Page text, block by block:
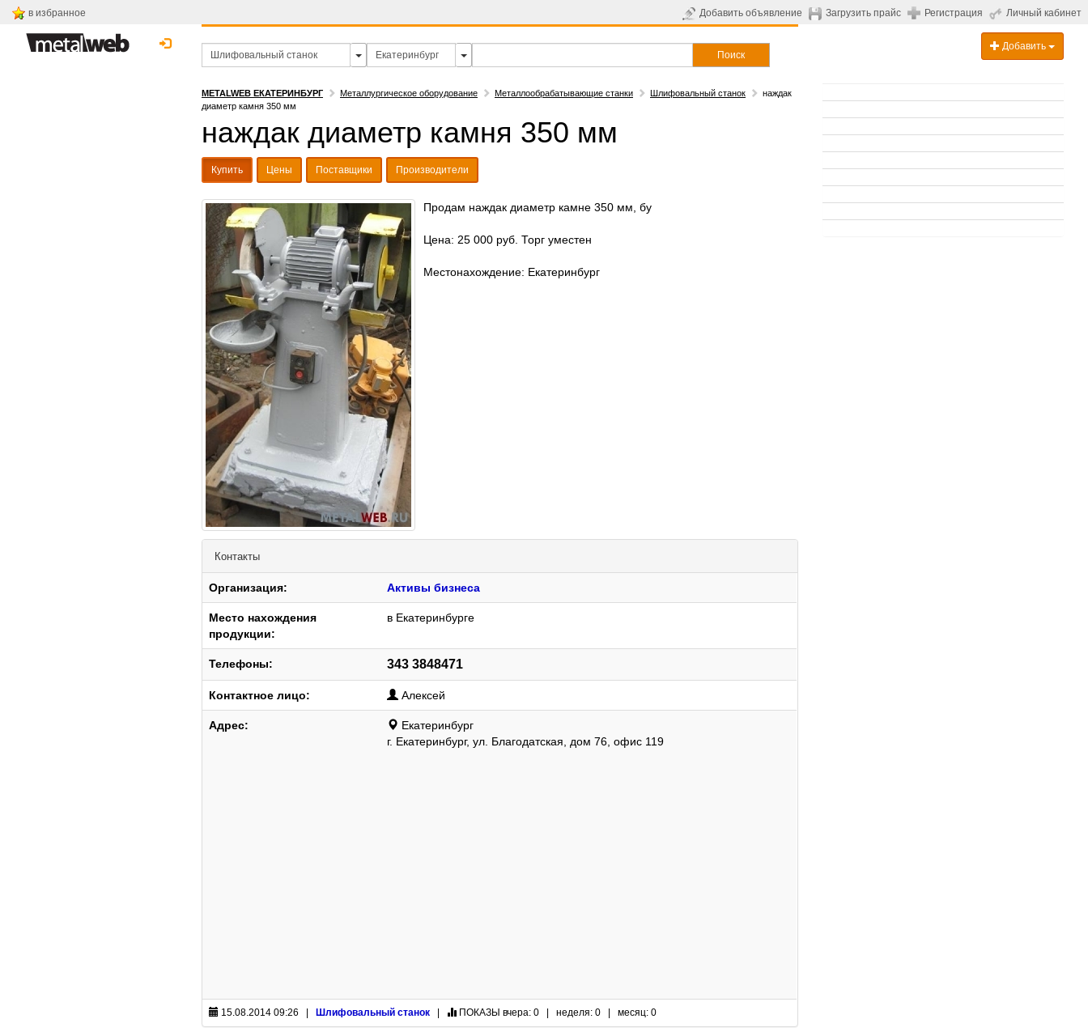
в избранное Добавить объявление Загрузить прайс Регистрация Личный кабинет
Поиск
Добавить
METALWEB ЕКАТЕРИНБУРГ Металлургическое оборудование Металлообрабатывающие станки Шлифовальный станок
наждак
диаметр камня 350 мм
наждак диаметр камня 350 мм
Купить Цены Поставщики Производители
Продам наждак диаметр камне 350 мм, бу
Цена: 25 000 руб. Торг уместен
Местонахождение: Екатеринбург
Контакты
Организация: Активы бизнеса
Место нахождения
продукции:
в Екатеринбурге
Телефоны: 343 3848471
Контактное лицо: Алексей
Адрес:
Екатеринбург
г. Екатеринбург, ул. Благодатская, дом 76, офис 119
15.08.2014 09:26 | Шлифовальный станок ПОКАЗЫ вчера: 0 | неделя: 0 | месяц: 0